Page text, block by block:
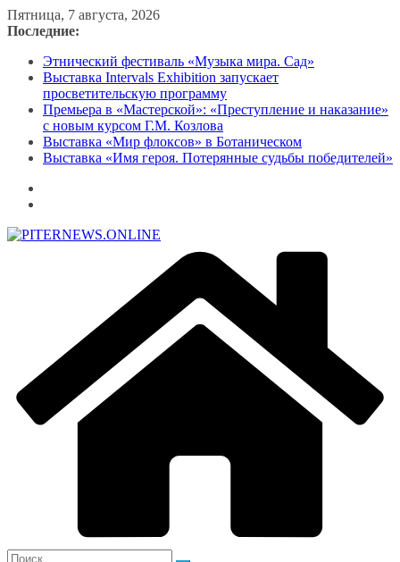
Перейти
к
Пятница, 7 августа, 2026
Последние:
Этнический фестиваль «Музыка мира. Сад»
Выставка Intervals Exhibition запускает
просветительскую программу
Премьера в «Мастерской»: «Преступление и наказание»
с новым курсом Г.М. Козлова
Выставка «Мир флоксов» в Ботаническом
Выставка «Имя героя. Потерянные судьбы победителей»